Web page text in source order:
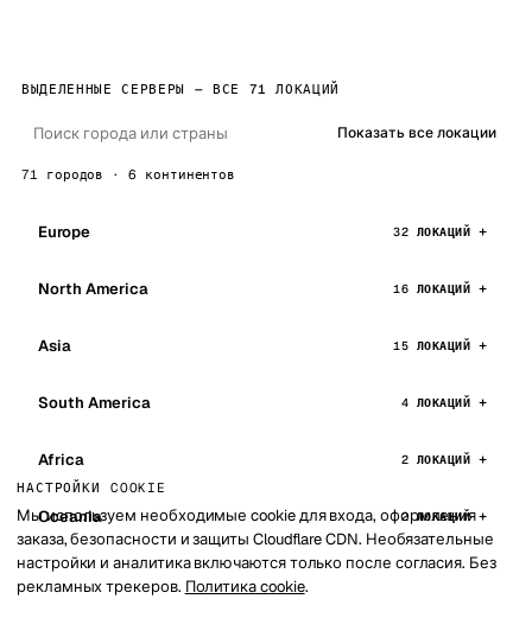
ВЫДЕЛЕННЫЕ СЕРВЕРЫ — ВСЕ 71 ЛОКАЦИЙ
Показать все локации
71 городов · 6 континентов
Europe 32 ЛОКАЦИЙ
North America 16 ЛОКАЦИЙ
Asia 15 ЛОКАЦИЙ
South America 4 ЛОКАЦИЙ
Africa 2 ЛОКАЦИЙ
Oceania 2 ЛОКАЦИЙ
НАСТРОЙКИ COOKIE
Мы используем необходимые cookie для входа, оформления
заказа, безопасности и защиты Cloudflare CDN. Необязательные
настройки и аналитика включаются только после согласия. Без
рекламных трекеров. Политика cookie.